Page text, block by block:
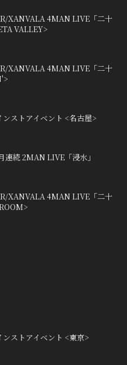
XANVALA 4MAN LIVE「二十
VALLEY>
XANVALA 4MAN LIVE「二十
ストアイベント <名古屋>
続 2MAN LIVE「浸水」
XANVALA 4MAN LIVE「二十
ンストアイベント <東京>